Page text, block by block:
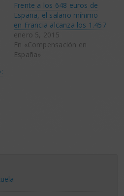
Frente a los 648 euros de
España, el salario mínimo
en Francia alcanza los 1.457
enero 5, 2015
En «Compensación en
España»